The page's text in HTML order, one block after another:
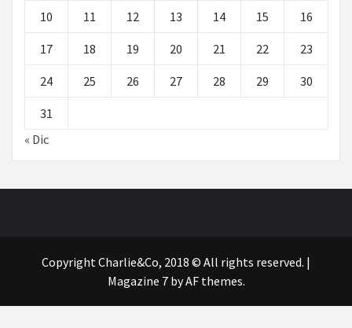
10 11 12 13 14 15 16
17 18 19 20 21 22 23
24 25 26 27 28 29 30
31
« Dic
Copyright Charlie&Co, 2018 © All rights reserved. |
Magazine 7by AF themes.